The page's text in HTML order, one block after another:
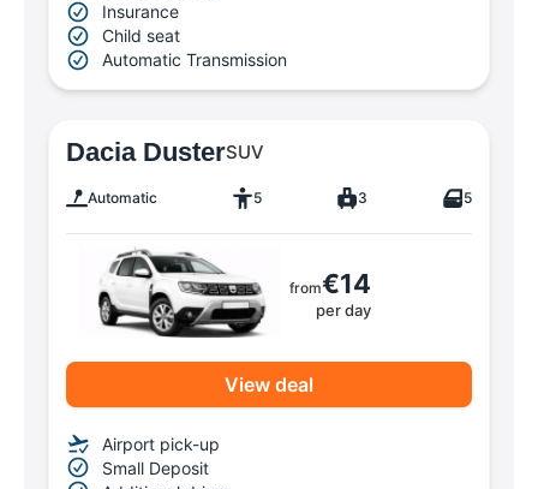
Insurance
Child seat
Automatic Transmission
Dacia DusterSUV
Automatic 5 3 5
from€14
per day
View deal
Airport pick-up
Small Deposit